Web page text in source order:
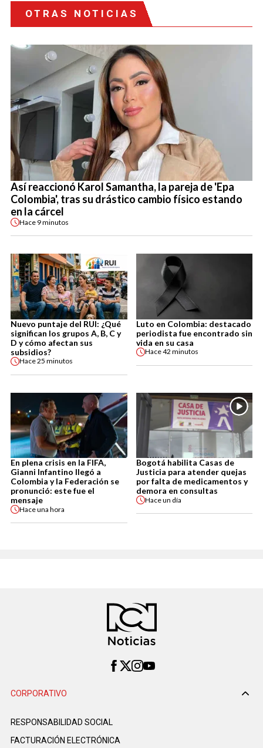
OTRAS NOTICIAS
Así reaccionó Karol Samantha, la pareja de 'Epa
Colombia', tras su drástico cambio físico estando
en la cárcel
Hace 9 minutos
Nuevo puntaje del RUI: ¿Qué
significan los grupos A, B, C y
D y cómo afectan sus
subsidios?
Hace25 minutos
Luto en Colombia: destacado
periodista fue encontrado sin
vida en su casa
Hace42 minutos
En plena crisis en la FIFA,
Gianni Infantino llegó a
Colombia y la Federación se
pronunció: este fue el
mensaje
Haceuna hora
Bogotá habilita Casas de
Justicia para atender quejas
por falta de medicamentos y
demora en consultas
Haceun día
CORPORATIVO
RESPONSABILIDAD SOCIAL
FACTURACIÓN ELECTRÓNICA